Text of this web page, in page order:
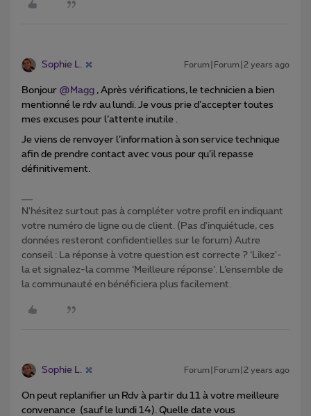
Sophie L. Forum|Forum|2 years ago
Bonjour @Magg , Après vérifications, le technicien a bien
mentionné le rdv au lundi. Je vous prie d’accepter toutes
mes excuses pour l’attente inutile .
Je viens de renvoyer l’information à son service technique
afin de prendre contact avec vous pour qu’il repasse
définitivement.
N'hésitez surtout pas à compléter votre profil en indiquant
votre numéro de ligne ou de client. (Pas d'inquiétude, ces
données resteront confidentielles sur le forum) Autre
conseil : La réponse à votre question est correcte ? ‘Likez’-
la et signalez-la comme ‘Meilleure réponse’. L’ensemble de
la communauté en bénéficiera plus facilement.
Sophie L. Forum|Forum|2 years ago
On peut replanifier un Rdv à partir du 11 à votre meilleure
convenance (sauf le lundi 14). Quelle date vous